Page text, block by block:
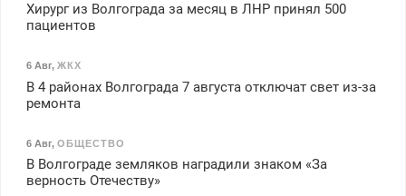
Хирург из Волгограда за месяц в ЛНР принял 500
пациентов
6 Авг, ЖКХ
В 4 районах Волгограда 7 августа отключат свет из-за
ремонта
6 Авг, ОБЩЕСТВО
В Волгограде земляков наградили знаком «За
верность Отечеству»